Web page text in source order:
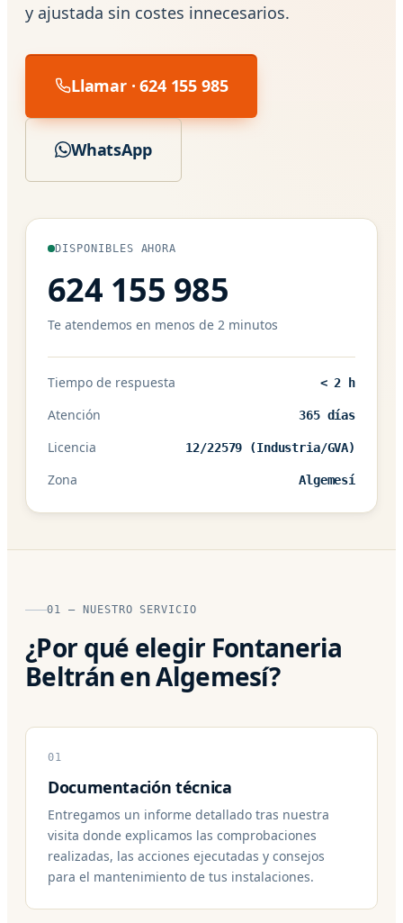
y ajustada sin costes innecesarios.
Llamar · 624 155 985
WhatsApp
DISPONIBLES AHORA
624 155 985
Te atendemos en menos de 2 minutos
Tiempo de respuesta < 2 h
Atención 365 días
Licencia 12/22579 (Industria/GVA)
Zona Algemesí
01 — NUESTRO SERVICIO
¿Por qué elegir Fontaneria
Beltrán en Algemesí?
01
Documentación técnica
Entregamos un informe detallado tras nuestra
visita donde explicamos las comprobaciones
realizadas, las acciones ejecutadas y consejos
para el mantenimiento de tus instalaciones.